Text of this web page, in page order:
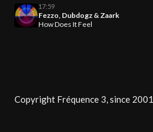
17:59
Fezzo, Dubdogz & Zaark
How Does It Feel
Copyright Fréquence 3, since 2001